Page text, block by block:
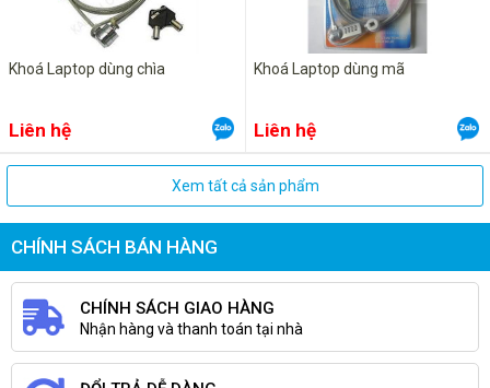
Khoá Laptop dùng chìa
Liên hệ
Khoá Laptop dùng mã
Liên hệ
Xem tất cả sản phẩm
CHÍNH SÁCH BÁN HÀNG
CHÍNH SÁCH GIAO HÀNG
Nhận hàng và thanh toán tại nhà